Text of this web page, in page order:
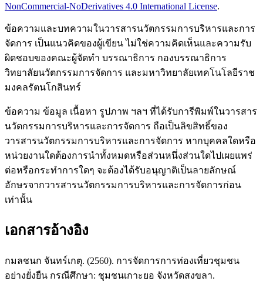
NonCommercial-NoDerivatives 4.0 International License.
ข้อความและบทความในวารสารนวัตกรรมการบริหารและการ
จัดการ เป็นแนวคิดของผู้เขียน ไม่ใช่ความคิดเห็นและความรับ
ผิดชอบของคณะผู้จัดทำ บรรณาธิการ กองบรรณาธิการ
วิทยาลัยนวัตกรรมการจัดการ และมหาวิทยาลัยเทคโนโลยีราช
มงคลรัตนโกสินทร์
ข้อความ ข้อมูล เนื้อหา รูปภาพ ฯลฯ ที่ได้รับการีพิมพ์ในวารสาร
นวัตกรรมการบริหารและการจัดการ ถือเป็นลิขสิทธิ์ของ
วารสารนวัตกรรมการบริหารและการจัดการ หากบุคคลใดหรือ
หน่วยงานใดต้องการนำทั้งหมดหรือส่วนหนึ่งส่วนใดไปเผยแพร่
ต่อหรือกระทำการใดๆ จะต้องได้รับอนุญาติเป็นลายลักษณ์
อักษรจากวารสารนวัตกรรมการบริหารและการจัดการก่อน
เท่านั้น
เอกสารอ้างอิง
กมลชนก จันทร์เกตุ. (2560). การจัดการการท่องเที่ยวชุมชน
อย่างยั่งยืน กรณีศึกษา: ชุมชนเกาะยอ จังหวัดสงขลา.